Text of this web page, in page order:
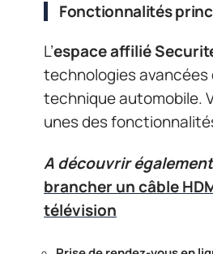
Fonctionnalités
L’espace affilié
technologies
technique automobile.
unes des
A découvrir
brancher un câble
télévision